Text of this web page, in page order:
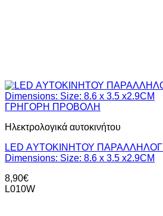
ΓΡΗΓΟΡΗ ΠΡΟΒΟΛΗ
Ηλεκτρολογικά αυτοκινήτου
LED ΑYΤΟΚΙΝΗΤΟΥ
Dimensions: Size: 8.6 x 3.5 x2.9CM
8,90€
L010W